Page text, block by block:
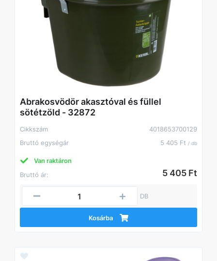
Abrakosvödör akasztóval és füllel
sötétzöld - 32872
Cikkszám
4018653700129
Bruttó egységár
5 405 Ft / db
Van raktáron
Bruttó ár:
5 405 Ft
DB
Kosárba